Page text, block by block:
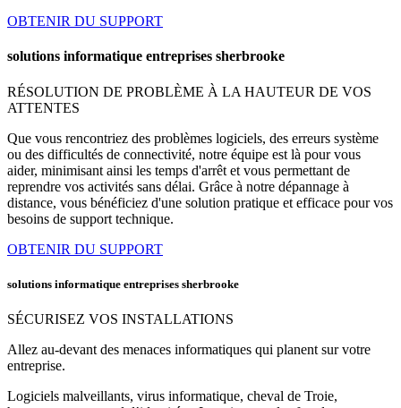
OBTENIR DU SUPPORT
solutions informatique entreprises sherbrooke
RÉSOLUTION DE PROBLÈME À LA HAUTEUR DE VOS
ATTENTES
Que vous rencontriez des problèmes logiciels, des erreurs système
ou des difficultés de connectivité, notre équipe est là pour vous
aider, minimisant ainsi les temps d'arrêt et vous permettant de
reprendre vos activités sans délai. Grâce à notre dépannage à
distance, vous bénéficiez d'une solution pratique et efficace pour vos
besoins de support technique.
OBTENIR DU SUPPORT
solutions informatique entreprises sherbrooke
SÉCURISEZ VOS INSTALLATIONS
Allez au-devant des menaces informatiques qui planent sur votre
entreprise.
Logiciels malveillants, virus informatique, cheval de Troie,